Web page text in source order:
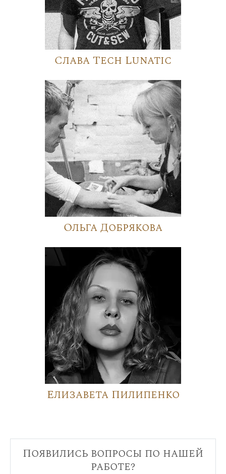
Слава Tech Lunatic
Ольга Добрякова
Елизавета Пилипенко
Появились вопросы по нашей
работе?